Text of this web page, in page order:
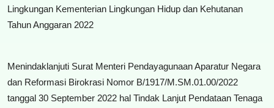
Lingkungan Kementerian Lingkungan Hidup dan Kehutanan
Tahun Anggaran 2022
Menindaklanjuti Surat Menteri Pendayagunaan Aparatur Negara
dan Reformasi Birokrasi Nomor B/1917/M.SM.01.00/2022
tanggal 30 September 2022 hal Tindak Lanjut Pendataan Tenaga